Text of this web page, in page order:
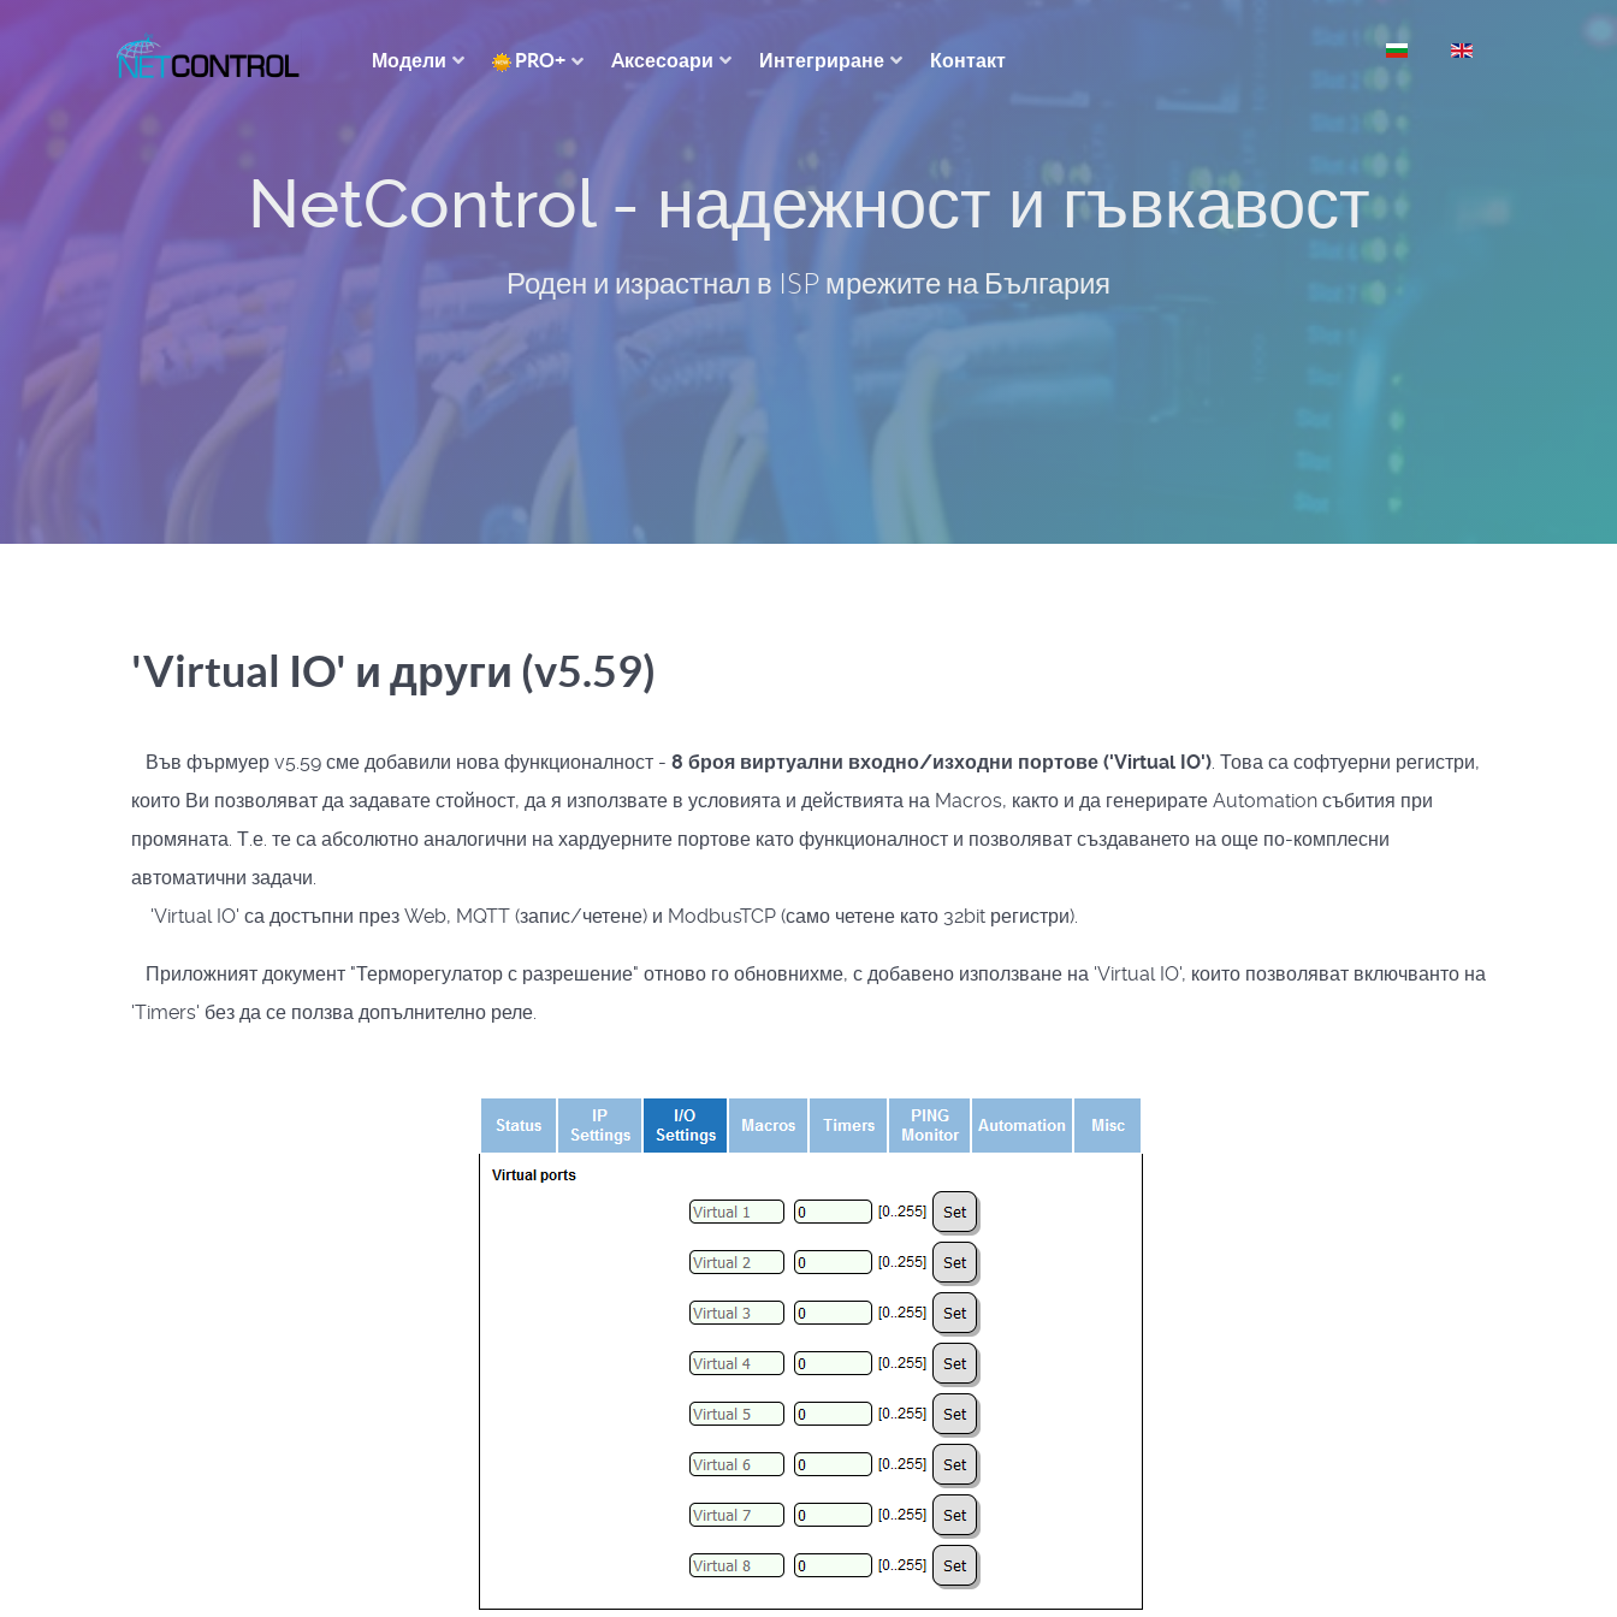
Модели PRO+ Aксесоари Интегриране Контакт
Изберете език
NetControl - надежност и гъвкавост
Роден и израстнал в ISP мрежите на България
'Virtual IO' и други (v5.59)
Във фърмуер v5.59 сме добавили нова функционалност - 8 броя виртуални входно/изходни портове ('Virtual IO'). Това са софтуерни регистри,
които Ви позволяват да задавате стойност, да я използвате в условията и действията на Macros, както и да генерирате Automation събития при
промяната. Т.е. те са абсолютно аналогични на хардуерните портове като функционалност и позволяват създаването на още по-комплесни
автоматични задачи.
'Virtual IO' са достъпни през Web, MQTT (запис/четене) и ModbusTCP (само четене като 32bit регистри).
Приложният документ "Терморегулатор с разрешение" отново го обновнихме, с добавено използване на 'Virtual IO', които позволяват включванто на
'Timers' без да се ползва допълнително реле.